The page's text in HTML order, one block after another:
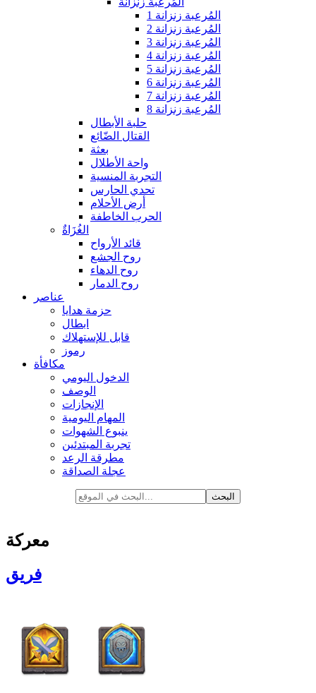
المُرعبة زنزانة 1
المُرعبة زنزانة 2
المُرعبة زنزانة 3
المُرعبة زنزانة 4
المُرعبة زنزانة 5
المُرعبة زنزانة 6
المُرعبة زنزانة 7
المُرعبة زنزانة 8
حلبة الأبطال
القتال الضّائع
بعثة
واحة الأطلال
التجربة المنسية
تحدي الحارس
أرض الأحلام
الحرب الخاطفة
الغُزَاةٌ
قائد الأرواح
روح الجشع
روح الدهاء
روح الدمار
عناصر
حزمة هدايا
ابطال
قابل للإستهلاك
رموز
مكافأة
الدخول اليومي
الوصف
الإنجازات
المهام اليومية
ينبوع الشهوات
تجربة المبتدئين
مطرقة الرعد
عجلة الصداقة
معركة
فريق